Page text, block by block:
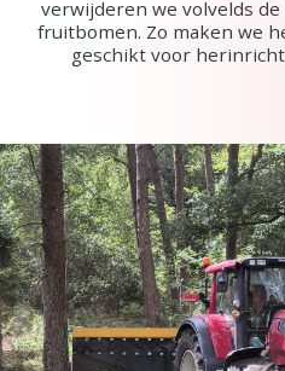
verwijderen we volvelds
fruitbomen. Zo maken we
geschikt voor